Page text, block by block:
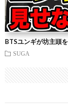
BTSユンギが坊主頭
SUGA